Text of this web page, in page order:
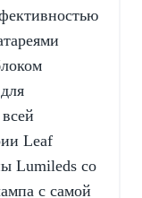
Leaf
Lumileds со
с самой